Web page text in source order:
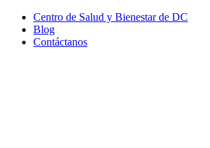
Centro de Salud y Bienestar de DC
Blog
Contáctanos